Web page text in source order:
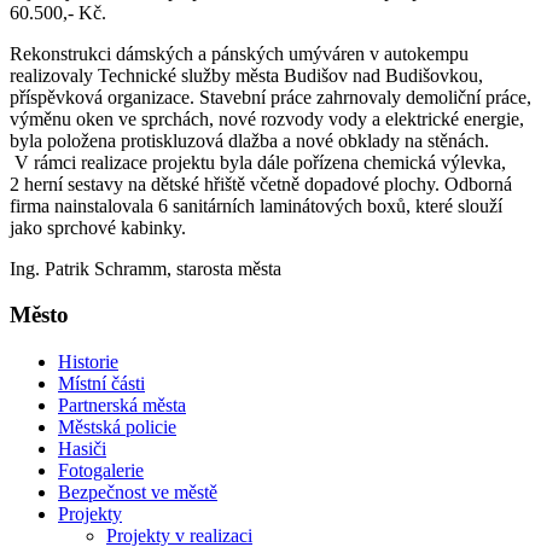
60.500,- Kč.
Rekonstrukci dámských a pánských umýváren v autokempu
realizovaly Technické služby města Budišov nad Budišovkou,
příspěvková organizace. Stavební práce zahrnovaly demoliční práce,
výměnu oken ve sprchách, nové rozvody vody a elektrické energie,
byla položena protiskluzová dlažba a nové obklady na stěnách.
V rámci realizace projektu byla dále pořízena chemická výlevka,
2 herní sestavy na dětské hřiště včetně dopadové plochy. Odborná
firma nainstalovala 6 sanitárních laminátových boxů, které slouží
jako sprchové kabinky.
Ing. Patrik Schramm, starosta města
Město
Historie
Místní části
Partnerská města
Městská policie
Hasiči
Fotogalerie
Bezpečnost ve městě
Projekty
Projekty v realizaci